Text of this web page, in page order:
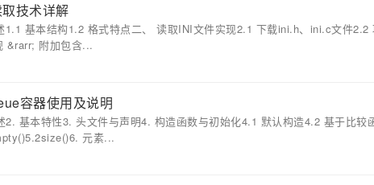
技术详解
1.1 基本结构1.2 格式特点二、 读取INI文件实现2.1 下载ini.h、ini.c文件2.2
&rarr; 附加包含...
容器使用及说明
2. 基本特性3. 头文件与声明4. 构造函数与初始化4.1 默认构造4.2 基于比较
元素...